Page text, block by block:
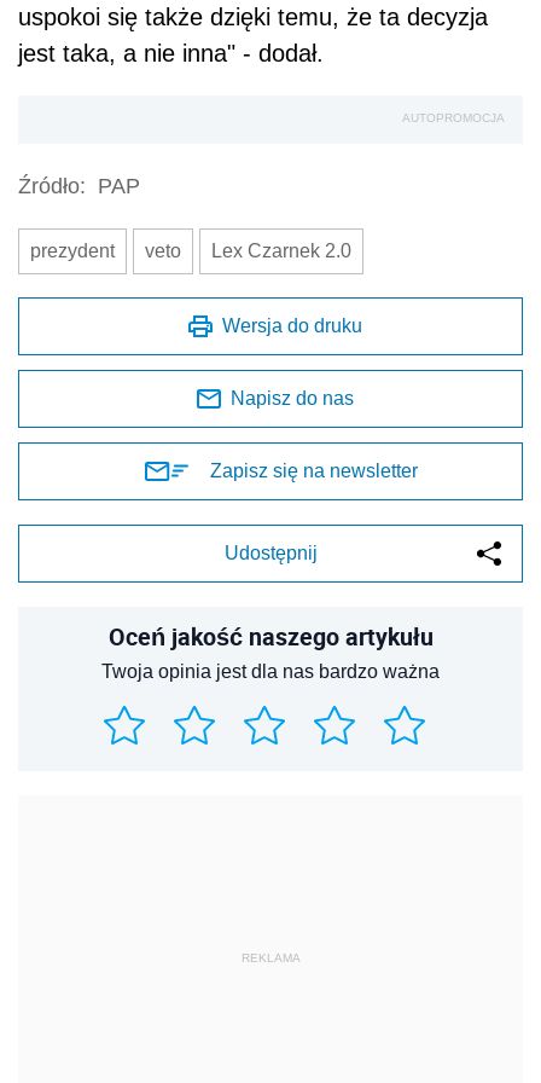
uspokoi się także dzięki temu, że ta decyzja
jest taka, a nie inna" - dodał.
AUTOPROMOCJA
Źródło: PAP
prezydent veto Lex Czarnek 2.0
Wersja do druku
Napisz do nas
Zapisz się na newsletter
Udostępnij
Oceń jakość naszego artykułu
Twoja opinia jest dla nas bardzo ważna
REKLAMA